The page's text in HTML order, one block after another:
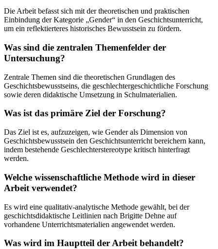
Die Arbeit befasst sich mit der theoretischen und praktischen
Einbindung der Kategorie „Gender“ in den Geschichtsunterricht,
um ein reflektierteres historisches Bewusstsein zu fördern.
Was sind die zentralen Themenfelder der
Untersuchung?
Zentrale Themen sind die theoretischen Grundlagen des
Geschichtsbewusstseins, die geschlechtergeschichtliche Forschung
sowie deren didaktische Umsetzung in Schulmaterialien.
Was ist das primäre Ziel der Forschung?
Das Ziel ist es, aufzuzeigen, wie Gender als Dimension von
Geschichtsbewusstsein den Geschichtsunterricht bereichern kann,
indem bestehende Geschlechterstereotype kritisch hinterfragt
werden.
Welche wissenschaftliche Methode wird in dieser
Arbeit verwendet?
Es wird eine qualitativ-analytische Methode gewählt, bei der
geschichtsdidaktische Leitlinien nach Brigitte Dehne auf
vorhandene Unterrichtsmaterialien angewendet werden.
Was wird im Hauptteil der Arbeit behandelt?